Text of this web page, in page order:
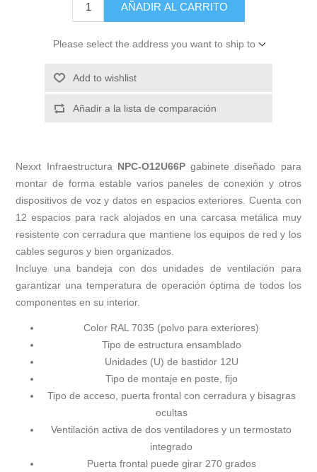
AÑADIR AL CARRITO
Please select the address you want to ship to
Add to wishlist
Añadir a la lista de comparación
Nexxt Infraestructura NPC-O12U66Pgabinete diseñado para
montar de forma estable varios paneles de conexión y otros
dispositivos de voz y datos en espacios exteriores. Cuenta con
12 espacios para rack alojados en una carcasa metálica muy
resistente con cerradura que mantiene los equipos de red y los
cables seguros y bien organizados.
Incluye una bandeja con dos unidades de ventilación para
garantizar una temperatura de operación óptima de todos los
componentes en su interior.
Color RAL 7035 (polvo para exteriores)
Tipo de estructura ensamblado
Unidades (U) de bastidor 12U
Tipo de montaje en poste, fijo
Tipo de acceso, puerta frontal con cerradura y bisagras
ocultas
Ventilación activa de dos ventiladores y un termostato
integrado
Puerta frontal puede girar 270 grados